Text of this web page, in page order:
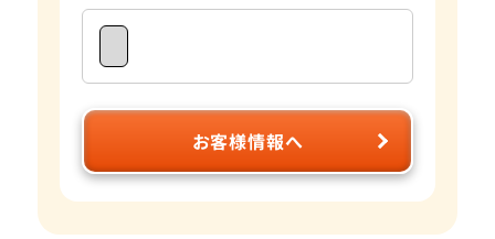
お客様情報へ